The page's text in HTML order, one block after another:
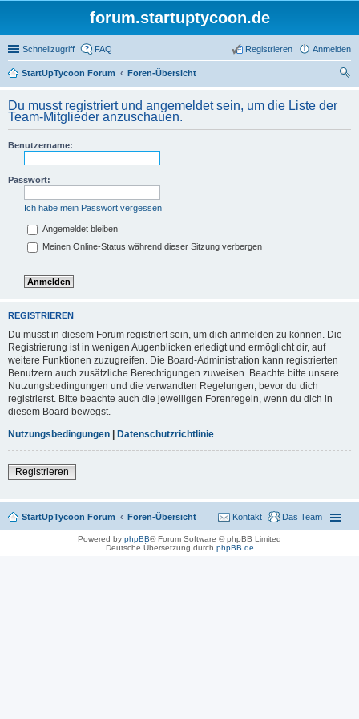
forum.startuptycoon.de
Schnellzugriff FAQ Anmelden
Registrieren
StartUpTycoon Forum
Foren-Übersicht
Du musst registriert und angemeldet sein, um die Liste der
Team-Mitglieder anzuschauen.
Benutzername:
Passwort:
Ich habe mein Passwort vergessen
Angemeldet bleiben
Meinen Online-Status während dieser Sitzung verbergen
REGISTRIEREN
Du musst in diesem Forum registriert sein, um dich anmelden zu können. Die
Registrierung ist in wenigen Augenblicken erledigt und ermöglicht dir, auf
weitere Funktionen zuzugreifen. Die Board-Administration kann registrierten
Benutzern auch zusätzliche Berechtigungen zuweisen. Beachte bitte unsere
Nutzungsbedingungen und die verwandten Regelungen, bevor du dich
registrierst. Bitte beachte auch die jeweiligen Forenregeln, wenn du dich in
diesem Board bewegst.
Nutzungsbedingungen | Datenschutzrichtlinie
Registrieren
StartUpTycoon Forum Foren-Übersicht Das Team
Kontakt
Powered by phpBB® Forum Software © phpBB Limited
Deutsche Übersetzung durch phpBB.de